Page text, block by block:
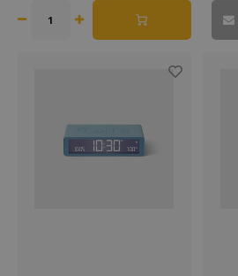
Wecker macht alles spass.